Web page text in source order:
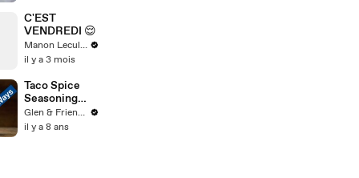
C'EST
VENDREDI 😌
Manon Leculnu
il y a 3 mois
Taco Spice
Seasoning
Recipe 3
Ways
Glen & Friends Cooking Food
il y a 8 ans